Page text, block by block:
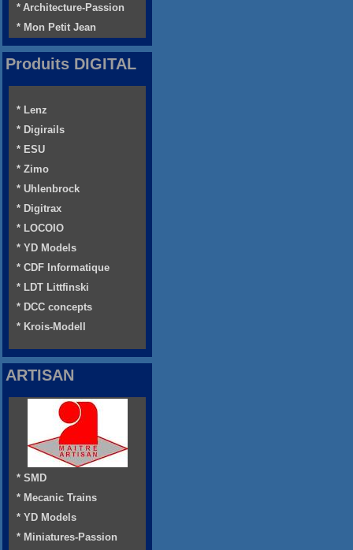
* Architecture-Passion
* Mon Petit Jean
Produits DIGITAL
* Lenz
* Digirails
* ESU
* Zimo
* Uhlenbrock
* Digitrax
* LOCOIO
* YD Models
* CDF Informatique
* LDT Littfinski
* DCC concepts
* Krois-Modell
ARTISAN
* SMD
* Mecanic Trains
* YD Models
* Miniatures-Passion